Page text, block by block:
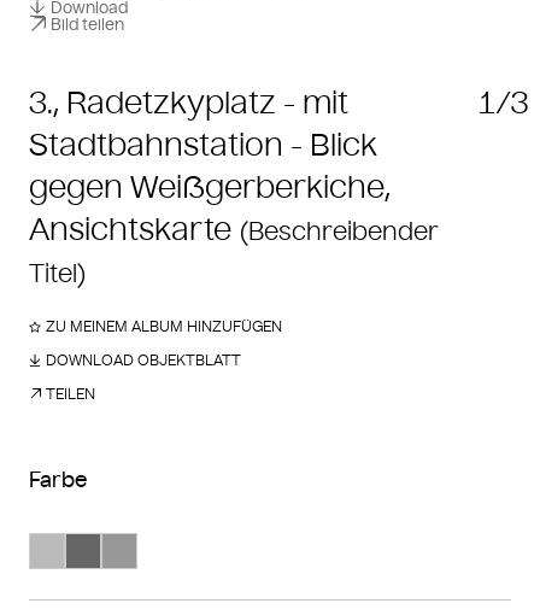
3., Radetzkyplatz - mit
Stadtbahnstation - Blick
gegen Weißgerberkiche,
Ansichtskarte (Beschreibender
Titel)
1/3
Download
Bild teilen
ZU MEINEM ALBUM HINZUFÜGEN
DOWNLOAD OBJEKTBLATT
TEILEN
Farbe